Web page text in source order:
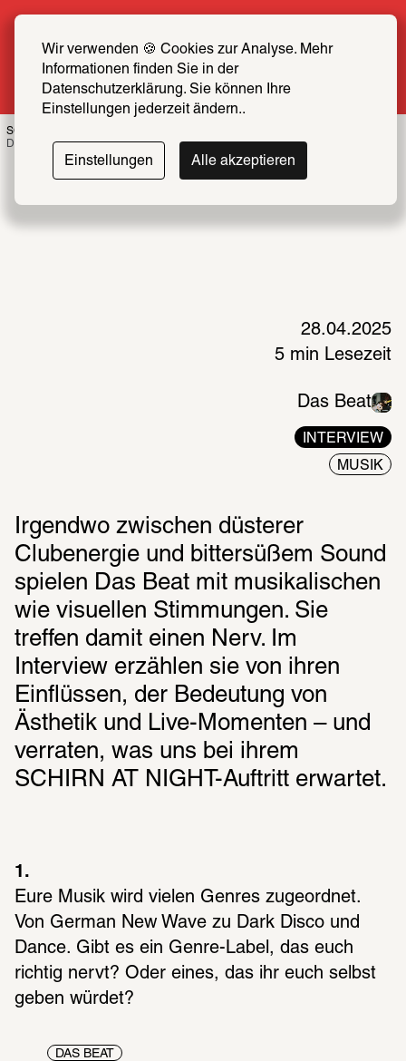
Wir verwenden 🍪 Cookies zur Analyse. Mehr
Informationen finden Sie in der
Datenschutzerklärung. Sie können Ihre
Einstellungen jederzeit ändern..
Einstellungen Alle akzeptieren
SCHIRN FREUND*IN werden
Mehr erfahren
SCHIRN AT NIGHT, 30. April, Porträt Das Beat
Das Beat/dq agency
28.04.2025
5 min Lesezeit
Das Beat
INTERVIEW
MUSIK
Irgendwo zwischen düsterer
Clubenergie und bittersüßem Sound
spielen Das Beat mit musikalischen
wie visuellen Stimmungen. Sie
treffen damit einen Nerv. Im
Interview erzählen sie von ihren
Einflüssen, der Bedeutung von
Ästhetik und Live-Momenten – und
verraten, was uns bei ihrem
SCHIRN AT NIGHT-Auftritt erwartet.
1.
Eure Musik wird vielen Genres zugeordnet.
Von German New Wave zu Dark Disco und
Dance. Gibt es ein Genre-Label, das euch
richtig nervt? Oder eines, das ihr euch selbst
geben würdet?
DAS BEAT